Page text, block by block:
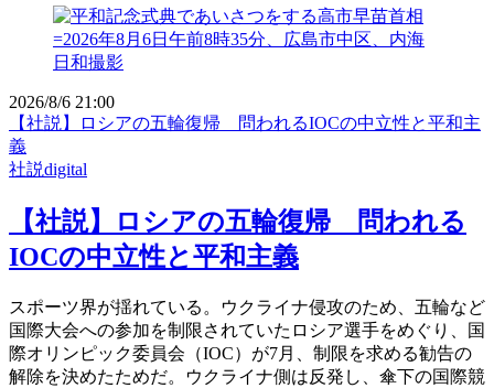
2026/8/6 21:00
【社説】ロシアの五輪復帰 問われるIOCの中立性と平和主
義
社説digital
【社説】ロシアの五輪復帰 問われる
IOCの中立性と平和主義
スポーツ界が揺れている。ウクライナ侵攻のため、五輪など
国際大会への参加を制限されていたロシア選手をめぐり、国
際オリンピック委員会（IOC）が7月、制限を求める勧告の
解除を決めたためだ。ウクライナ側は反発し、傘下の国際競